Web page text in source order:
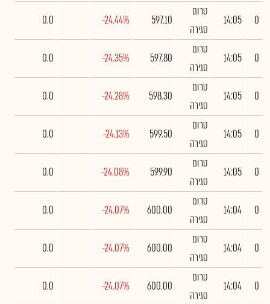
0
14:05
טרום
סגירה
597.10
-24.44%
0.0
0
14:05
טרום
סגירה
597.80
-24.35%
0.0
0
14:05
טרום
סגירה
598.30
-24.28%
0.0
0
14:05
טרום
סגירה
599.50
-24.13%
0.0
0
14:05
טרום
סגירה
599.90
-24.08%
0.0
0
14:04
טרום
סגירה
600.00
-24.07%
0.0
0
14:04
טרום
סגירה
600.00
-24.07%
0.0
0
14:04
טרום
סגירה
600.00
-24.07%
0.0